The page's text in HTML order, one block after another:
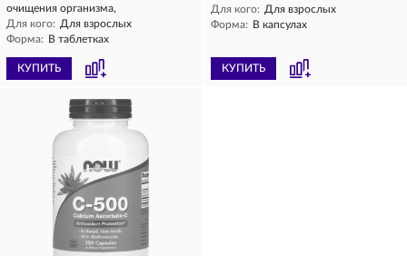
очищения организма,
Для кого: Для взрослых
Форма: В таблетках
КУПИТЬ
Для кого: Для взрослых
Форма: В капсулах
КУПИТЬ